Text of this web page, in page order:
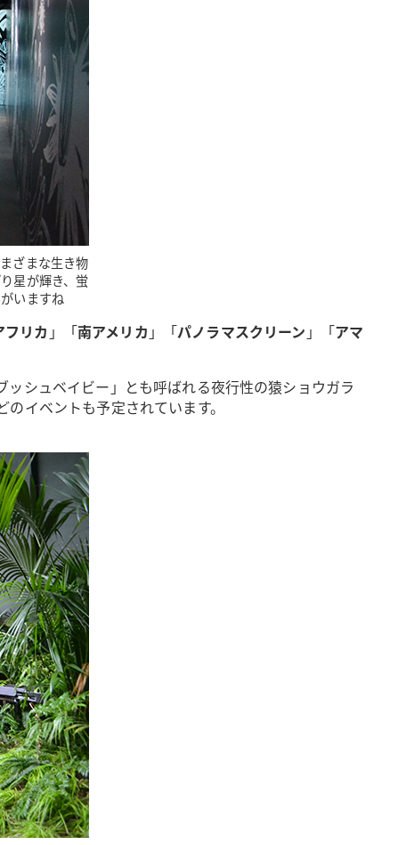
ざまな生き物
星が輝き、蛍
いますね
フリカ 」「南アメリカ 」「パノラマスクリーン 」「アマ
シュベイビー」とも呼ばれる夜行性の猿ショウガラ
イベントも予定されています。